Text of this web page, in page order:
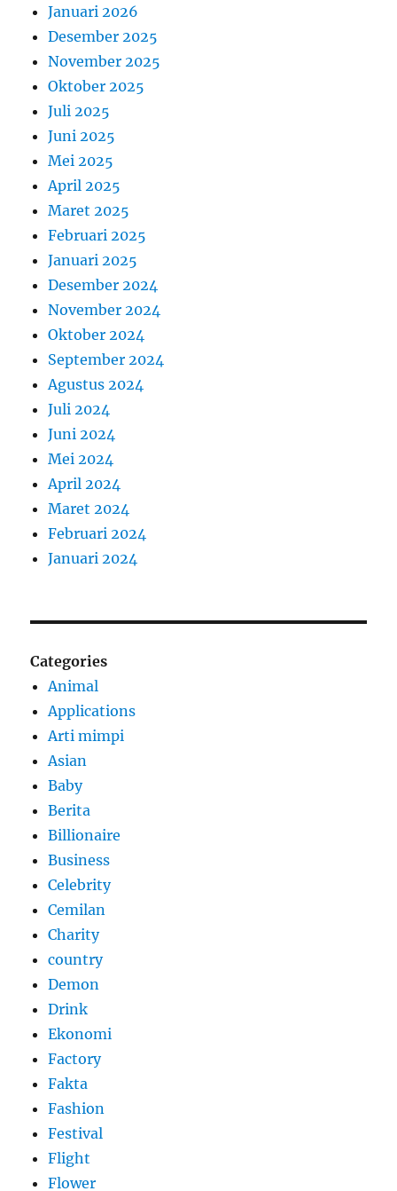
Januari 2026
Desember 2025
November 2025
Oktober 2025
Juli 2025
Juni 2025
Mei 2025
April 2025
Maret 2025
Februari 2025
Januari 2025
Desember 2024
November 2024
Oktober 2024
September 2024
Agustus 2024
Juli 2024
Juni 2024
Mei 2024
April 2024
Maret 2024
Februari 2024
Januari 2024
Categories
Animal
Applications
Arti mimpi
Asian
Baby
Berita
Billionaire
Business
Celebrity
Cemilan
Charity
country
Demon
Drink
Ekonomi
Factory
Fakta
Fashion
Festival
Flight
Flower